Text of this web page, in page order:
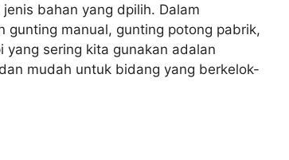
bahan yang dpilih. Dalam
gunting manual, gunting potong pabrik,
sering kita gunakan adalan
mudah untuk bidang yang berkelok-